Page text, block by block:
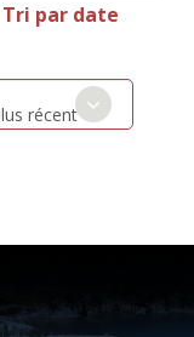
Tri par date
récent